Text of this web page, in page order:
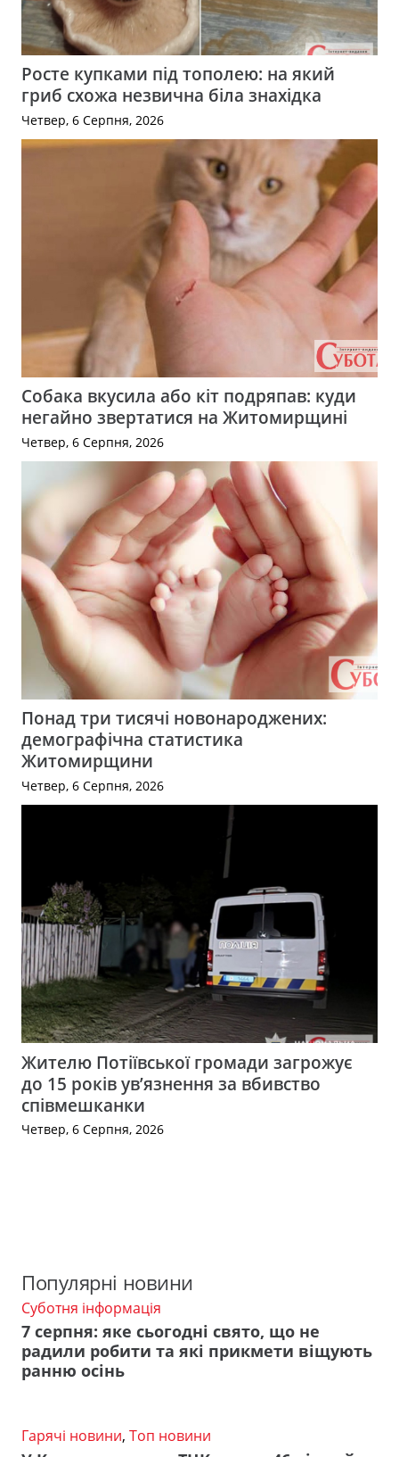
Росте купками під тополею: на який
гриб схожа незвична біла знахідка
Четвер, 6 Серпня, 2026
Собака вкусила або кіт подряпав: куди
негайно звертатися на Житомирщині
Четвер, 6 Серпня, 2026
Понад три тисячі новонароджених:
демографічна статистика
Житомирщини
Четвер, 6 Серпня, 2026
Жителю Потіївської громади загрожує
до 15 років ув’язнення за вбивство
співмешканки
Четвер, 6 Серпня, 2026
Популярні новини
Суботня інформація
7 серпня: яке сьогодні свято, що не
радили робити та які прикмети віщують
ранню осінь
Гарячі новини, Топ новини